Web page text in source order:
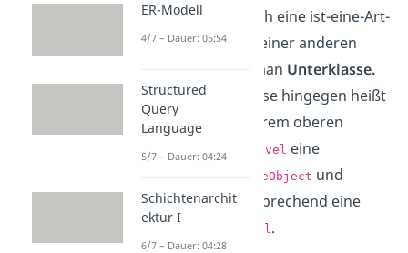
Eine Klasse, die durch eine ist-eine-Art-
von-Beziehung von einer anderen
Klasse erbt, nennt man Unterklasse.
Die vererbende Klasse hingegen heißt
Oberklasse.
In unserem oberen
Beispiel wäre also
Level eine
GameObject und
GameObjectdementsprechend eine
Oberklasse von
Level .
ER-Modell
4/7 – Dauer: 05:54
Structured
Query
Language
5/7 – Dauer: 04:24
Schichtenarchit
ektur I
6/7 – Dauer: 04:28